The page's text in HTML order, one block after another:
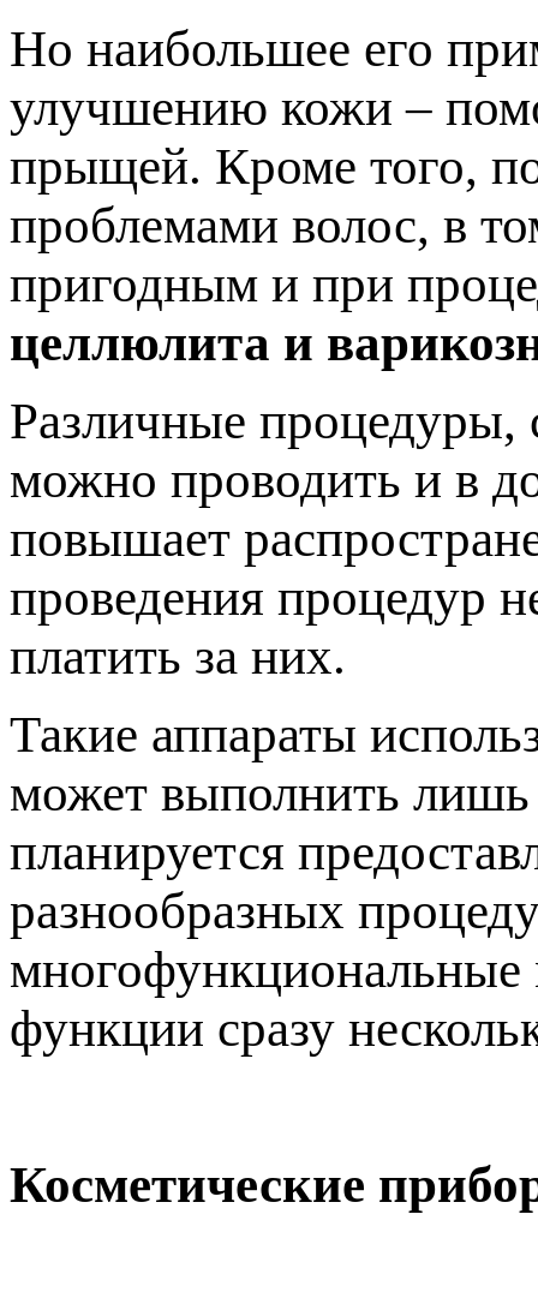
Но наибольшее его
улучшению кожи –
прыщей. Кроме того,
проблемами волос, в
пригодным и при
целлюлита и
Различные процедуры,
можно проводить и в
повышает
проведения процедур
платить за них.
Такие аппараты
может выполнить
планируется
разнообразных
многофункциональные
функции сразу
Косметические